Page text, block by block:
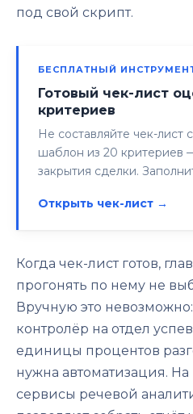
под свой скрипт.
БЕСПЛАТНЫЙ
Готовый чек-лист
критериев
Не составляйте чек-лист
шаблон из 20 критериев
закрытия сделки.
Открыть чек-лист →
Когда чек-лист готов,
прогонять по нему не
Вручную это
контролёр на отдел
единицы процентов
нужна автоматизация.
сервисы речевой